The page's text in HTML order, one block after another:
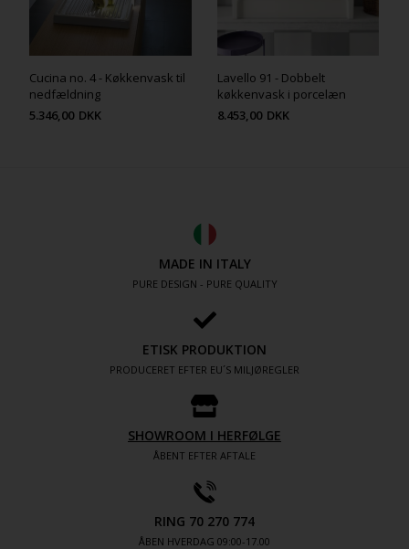
Cucina no. 4 - Køkkenvask til
nedfældning
5.346,00 DKK
Lavello 91 - Dobbelt
køkkenvask i porcelæn
8.453,00 DKK
MADE IN ITALY
PURE DESIGN - PURE QUALITY
ETISK PRODUKTION
PRODUCERET EFTER EU´S MILJØREGLER
SHOWROOM I HERFØLGE
ÅBENT EFTER AFTALE
RING 70 270 774
ÅBEN HVERDAG 09:00-17.00